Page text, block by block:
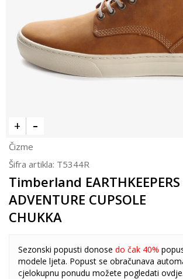
Čizme
Šifra artikla: T5344R
Timberland EARTHKEEPERS
ADVENTURE CUPSOLE
CHUKKA
Sezonski popusti donose do čak 40%
modele ljeta. Popust se obračunava
cjelokupnu ponudu možete pogledati ovdje